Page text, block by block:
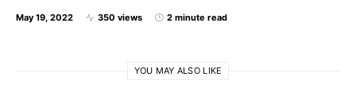
May 19, 2022 350 views 2 minute read
YOU MAY ALSO LIKE